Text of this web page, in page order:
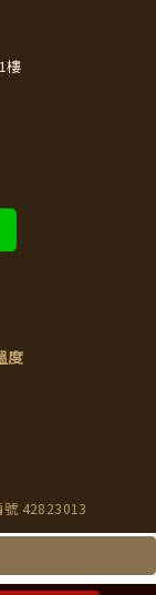
樓
度
號 42823013